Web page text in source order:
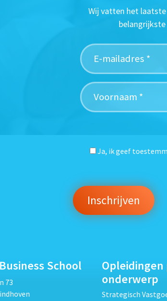
Wij vatten het
Ja, ik geef
School
73
Opleidingen
onderwerp
Strategisch